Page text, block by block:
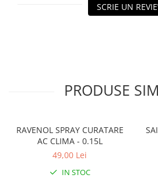
SCRIE UN
PRODUSE
RAVENOL SPRAY CURATARE
AC CLIMA - 0.15L
49,00 Lei
IN STOC